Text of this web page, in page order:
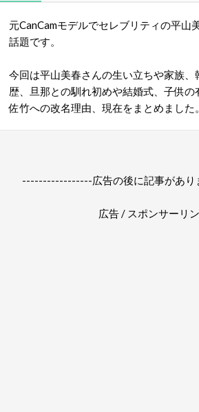
元CanCamモデルでセレブリティの平山
話題です。
今回は平山美春さんの生い立ちや家族、
歴、旦那との馴れ初めや結婚式、子供の
佐竹への改名理由、現在をまとめました。
-----------------広告の後に記事があ
広告 / スポンサーリ